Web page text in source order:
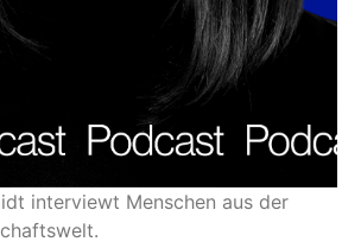
interviewt Menschen aus der